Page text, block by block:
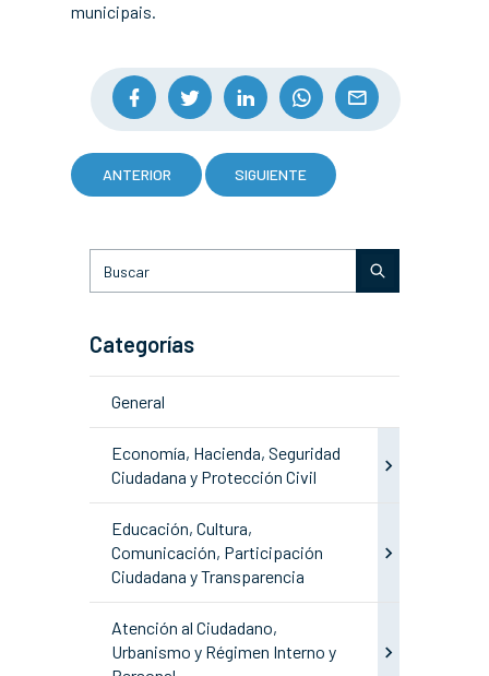
municipais.
ANTERIOR SIGUIENTE
Categorías
General
Economía, Hacienda, Seguridad
Ciudadana y Protección Civil
Educación, Cultura,
Comunicación, Participación
Ciudadana y Transparencia
Atención al Ciudadano,
Urbanismo y Régimen Interno y